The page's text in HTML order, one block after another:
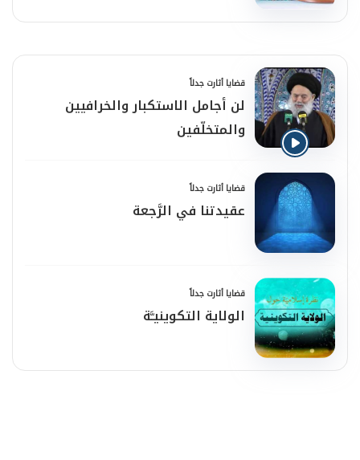
قضايا أثارت جدلاً
لن أجامل الاستكبار والخرافيين
والمتخلّفين
قضايا أثارت جدلاً
عقيدتنا في الرَّجعة
قضايا أثارت جدلاً
الولاية التكوينيـَّة